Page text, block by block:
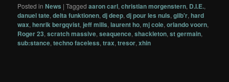
Posted in News |Tagged aaron carl,christian morgenstern, D.I.E.,
danuel tate,delta funktionen,dj deep,dj pour les nuls,gilb'r,hard
wax,henrik bergqvist, jeff mills,laurent ho,mj cole,orlando voorn,
Roger 23,scratch massive,seaquence,shackleton,st germain,
sub:stance,techno faceless,trax,tresor,xhin